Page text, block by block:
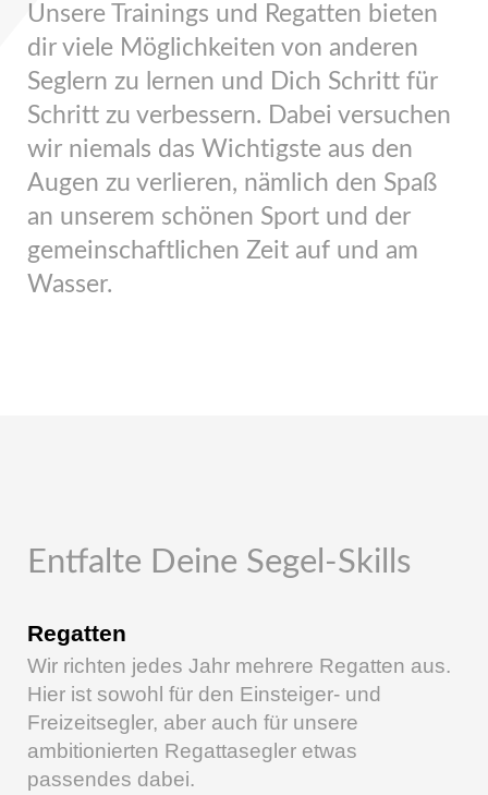
Unsere Trainings und Regatten bieten
dir viele Möglichkeiten von anderen
Seglern zu lernen und Dich Schritt für
Schritt zu verbessern. Dabei versuchen
wir niemals das Wichtigste aus den
Augen zu verlieren, nämlich den Spaß
an unserem schönen Sport und der
gemeinschaftlichen Zeit auf und am
Wasser.
Entfalte Deine Segel-Skills
Regatten
Wir richten jedes Jahr mehrere Regatten aus.
Hier ist sowohl für den Einsteiger- und
Freizeitsegler, aber auch für unsere
ambitionierten Regattasegler etwas
passendes dabei.